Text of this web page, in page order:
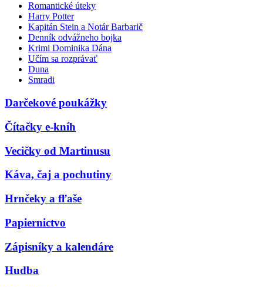
Romantické úteky
Harry Potter
Kapitán Stein a Notár Barbarič
Denník odvážneho bojka
Krimi Dominika Dána
Učím sa rozprávať
Duna
Smradi
Darčekové poukážky
Čítačky e-kníh
Vecičky od Martinusu
Káva, čaj a pochutiny
Hrnčeky a fľaše
Papiernictvo
Zápisníky a kalendáre
Hudba